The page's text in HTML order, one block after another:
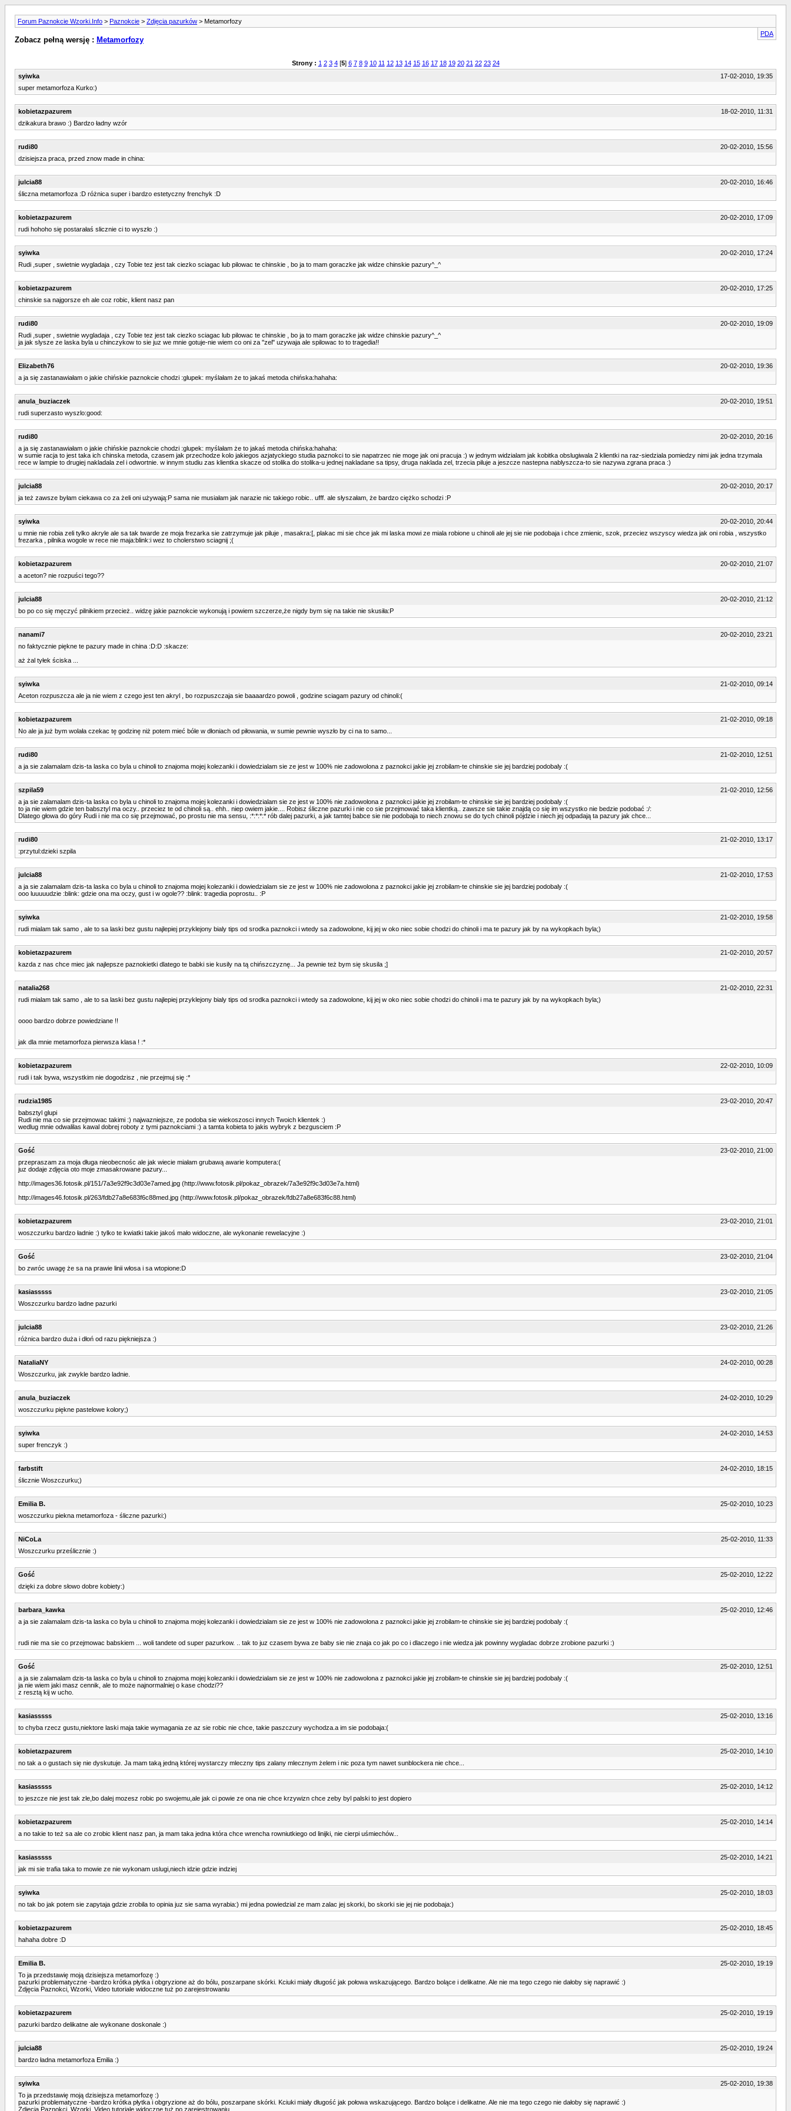
Forum Paznokcie Wzorki.Info > Paznokcie > Zdjęcia pazurków > Metamorfozy
PDA
Zobacz pełną wersję : Metamorfozy
Strony : 1 2 3 4[5] 6 7 8 9 10 11 12 13 14 15 16 17 18 19 20 21 22 23 24
syiwka
17-02-2010, 19:35
super metamorfoza Kurko:)
kobietazpazurem
18-02-2010, 11:31
dzikakura brawo :) Bardzo ładny wzór
rudi80
20-02-2010, 15:56
dzisiejsza praca, przed znow made in china:
julcia88
20-02-2010, 16:46
śliczna metamorfoza :D różnica super i bardzo estetyczny frenchyk :D
kobietazpazurem
20-02-2010, 17:09
rudi hohoho się postarałaś slicznie ci to wyszło :)
syiwka
20-02-2010, 17:24
Rudi ,super , swietnie wygladaja , czy Tobie tez jest tak ciezko sciagac lub pilowac te chinskie , bo ja to mam goraczke jak widze chinskie pazury^_^
kobietazpazurem
20-02-2010, 17:25
chinskie sa najgorsze eh ale coz robic, klient nasz pan
rudi80
20-02-2010, 19:09
Rudi ,super , swietnie wygladaja , czy Tobie tez jest tak ciezko sciagac lub pilowac te chinskie , bo ja to mam goraczke jak widze chinskie pazury^_^
ja jak slysze ze laska byla u chinczykow to sie juz we mnie gotuje-nie wiem co oni za "zel" uzywaja ale spilowac to to tragedia!!
Elizabeth76
20-02-2010, 19:36
a ja się zastanawiałam o jakie chińskie paznokcie chodzi :glupek: myślałam że to jakaś metoda chińska:hahaha:
anula_buziaczek
20-02-2010, 19:51
rudi superzasto wyszlo:good:
rudi80
20-02-2010, 20:16
a ja się zastanawiałam o jakie chińskie paznokcie chodzi :glupek: myślałam że to jakaś metoda chińska:hahaha:
w sumie racja to jest taka ich chinska metoda, czasem jak przechodze kolo jakiegos azjatyckiego studia paznokci to sie napatrzec nie moge jak oni pracuja :) w jednym widzialam jak kobitka obslugiwala 2 klientki na raz-siedziala pomiedzy nimi jak jedna trzymala
rece w lampie to drugiej nakladala zel i odwortnie. w innym studiu zas klientka skacze od stolika do stolika-u jednej nakladane sa tipsy, druga naklada zel, trzecia piluje a jeszcze nastepna nablyszcza-to sie nazywa zgrana praca :)
julcia88
20-02-2010, 20:17
ja też zawsze byłam ciekawa co za żeli oni używają:P sama nie musiałam jak narazie nic takiego robic.. ufff. ale słyszałam, że bardzo ciężko schodzi :P
syiwka
20-02-2010, 20:44
u mnie nie robia zeli tylko akryle ale sa tak twarde ze moja frezarka sie zatrzymuje jak piluje , masakra:[, plakac mi sie chce jak mi laska mowi ze miala robione u chinoli ale jej sie nie podobaja i chce zmienic, szok, przeciez wszyscy wiedza jak oni robia , wszystko
frezarka , pilnika wogole w rece nie maja:blink:i wez to cholerstwo sciagnij ;(
kobietazpazurem
20-02-2010, 21:07
a aceton? nie rozpuści tego??
julcia88
20-02-2010, 21:12
bo po co się męczyć pilnikiem przecież.. widzę jakie paznokcie wykonują i powiem szczerze,że nigdy bym się na takie nie skusiła:P
nanami7
20-02-2010, 23:21
no faktycznie piękne te pazury made in china :D:D :skacze:
aż żal tyłek ściska ...
syiwka
21-02-2010, 09:14
Aceton rozpuszcza ale ja nie wiem z czego jest ten akryl , bo rozpuszczaja sie baaaardzo powoli , godzine sciagam pazury od chinoli:(
kobietazpazurem
21-02-2010, 09:18
No ale ja już bym wolała czekac tę godzinę niż potem mieć bóle w dłoniach od piłowania, w sumie pewnie wyszło by ci na to samo...
rudi80
21-02-2010, 12:51
a ja sie zalamalam dzis-ta laska co byla u chinoli to znajoma mojej kolezanki i dowiedzialam sie ze jest w 100% nie zadowolona z paznokci jakie jej zrobilam-te chinskie sie jej bardziej podobaly :(
szpila59
21-02-2010, 12:56
a ja sie zalamalam dzis-ta laska co byla u chinoli to znajoma mojej kolezanki i dowiedzialam sie ze jest w 100% nie zadowolona z paznokci jakie jej zrobilam-te chinskie sie jej bardziej podobaly :(
to ja nie wiem gdzie ten babsztyl ma oczy.. przeciez te od chinoli są.. ehh.. niep owiem jakie.... Robisz śliczne pazurki i nie co sie przejmować taka klientką.. zawsze sie takie znajdą co się im wszystko nie bedzie podobać :/:
Dlatego głowa do góry Rudi i nie ma co się przejmować, po prostu nie ma sensu, :*:*:*:* rób dalej pazurki, a jak tamtej babce sie nie podobaja to niech znowu se do tych chinoli pójdzie i niech jej odpadają ta pazury jak chce...
rudi80
21-02-2010, 13:17
:przytul:dzieki szpila
julcia88
21-02-2010, 17:53
a ja sie zalamalam dzis-ta laska co byla u chinoli to znajoma mojej kolezanki i dowiedzialam sie ze jest w 100% nie zadowolona z paznokci jakie jej zrobilam-te chinskie sie jej bardziej podobaly :(
ooo luuuuudzie :blink: gdzie ona ma oczy, gust i w ogole?? :blink: tragedia poprostu.. :P
syiwka
21-02-2010, 19:58
rudi mialam tak samo , ale to sa laski bez gustu najlepiej przyklejony bialy tips od srodka paznokci i wtedy sa zadowolone, kij jej w oko niec sobie chodzi do chinoli i ma te pazury jak by na wykopkach byla;)
kobietazpazurem
21-02-2010, 20:57
kazda z nas chce miec jak najlepsze paznokietki dlatego te babki sie kusily na tą chińszczyznę... Ja pewnie też bym się skusila ;]
natalia268
21-02-2010, 22:31
rudi mialam tak samo , ale to sa laski bez gustu najlepiej przyklejony bialy tips od srodka paznokci i wtedy sa zadowolone, kij jej w oko niec sobie chodzi do chinoli i ma te pazury jak by na wykopkach byla;)
oooo bardzo dobrze powiedziane !!
jak dla mnie metamorfoza pierwsza klasa ! :*
kobietazpazurem
22-02-2010, 10:09
rudi i tak bywa, wszystkim nie dogodzisz , nie przejmuj się :*
rudzia1985
23-02-2010, 20:47
babsztyl glupi
Rudi nie ma co sie przejmowac takimi :) najwazniejsze, ze podoba sie wiekoszosci innych Twoich klientek :)
wedlug mnie odwalilas kawal dobrej roboty z tymi paznokciami :) a tamta kobieta to jakis wybryk z bezgusciem :P
Gość
23-02-2010, 21:00
przepraszam za moja długa nieobecnośc ale jak wiecie miałam grubawą awarie komputera:(
juz dodaje zdjęcia oto moje zmasakrowane pazury...
http://images36.fotosik.pl/151/7a3e92f9c3d03e7amed.jpg (http://www.fotosik.pl/pokaz_obrazek/7a3e92f9c3d03e7a.html)
http://images46.fotosik.pl/263/fdb27a8e683f6c88med.jpg (http://www.fotosik.pl/pokaz_obrazek/fdb27a8e683f6c88.html)
kobietazpazurem
23-02-2010, 21:01
woszczurku bardzo ładnie :) tylko te kwiatki takie jakoś mało widoczne, ale wykonanie rewelacyjne :)
Gość
23-02-2010, 21:04
bo zwróc uwagę że sa na prawie linii włosa i sa wtopione:D
kasiasssss
23-02-2010, 21:05
Woszczurku bardzo ladne pazurki
julcia88
23-02-2010, 21:26
różnica bardzo duża i dłoń od razu piękniejsza :)
NataliaNY
24-02-2010, 00:28
Woszczurku, jak zwykle bardzo ladnie.
anula_buziaczek
24-02-2010, 10:29
woszczurku piękne pastelowe kolory;)
syiwka
24-02-2010, 14:53
super frenczyk :)
farbstift
24-02-2010, 18:15
ślicznie Woszczurku;)
Emilia B.
25-02-2010, 10:23
woszczurku piekna metamorfoza - śliczne pazurki:)
NiCoLa
25-02-2010, 11:33
Woszczurku prześlicznie :)
Gość
25-02-2010, 12:22
dzięki za dobre słowo dobre kobiety:)
barbara_kawka
25-02-2010, 12:46
a ja sie zalamalam dzis-ta laska co byla u chinoli to znajoma mojej kolezanki i dowiedzialam sie ze jest w 100% nie zadowolona z paznokci jakie jej zrobilam-te chinskie sie jej bardziej podobaly :(
rudi nie ma sie co przejmowac babskiem ... woli tandete od super pazurkow. .. tak to juz czasem bywa ze baby sie nie znaja co jak po co i dlaczego i nie wiedza jak powinny wygladac dobrze zrobione pazurki :)
Gość
25-02-2010, 12:51
a ja sie zalamalam dzis-ta laska co byla u chinoli to znajoma mojej kolezanki i dowiedzialam sie ze jest w 100% nie zadowolona z paznokci jakie jej zrobilam-te chinskie sie jej bardziej podobaly :(
ja nie wiem jaki masz cennik, ale to może najnormalniej o kase chodzi??
z resztą kij w ucho.
kasiasssss
25-02-2010, 13:16
to chyba rzecz gustu,niektore laski maja takie wymagania ze az sie robic nie chce, takie paszczury wychodza.a im sie podobaja:(
kobietazpazurem
25-02-2010, 14:10
no tak a o gustach się nie dyskutuje. Ja mam taką jedną której wystarczy mleczny tips zalany mlecznym żelem i nic poza tym nawet sunblockera nie chce...
kasiasssss
25-02-2010, 14:12
to jeszcze nie jest tak zle,bo dalej mozesz robic po swojemu,ale jak ci powie ze ona nie chce krzywizn chce zeby byl palski to jest dopiero
kobietazpazurem
25-02-2010, 14:14
a no takie to też sa ale co zrobic klient nasz pan, ja mam taka jedna która chce wrencha rowniutkiego od linijki, nie cierpi uśmiechów...
kasiasssss
25-02-2010, 14:21
jak mi sie trafia taka to mowie ze nie wykonam uslugi,niech idzie gdzie indziej
syiwka
25-02-2010, 18:03
no tak bo jak potem sie zapytaja gdzie zrobila to opinia juz sie sama wyrabia:) mi jedna powiedzial ze mam zalac jej skorki, bo skorki sie jej nie podobaja:)
kobietazpazurem
25-02-2010, 18:45
hahaha dobre :D
Emilia B.
25-02-2010, 19:19
To ja przedstawię moją dzisiejsza metamorfozę :)
pazurki problematyczne -bardzo krótka płytka i obgryzione aż do bólu, poszarpane skórki. Kciuki miały długość jak połowa wskazującego. Bardzo bolące i delikatne. Ale nie ma tego czego nie dałoby się naprawić :)
Zdjęcia Paznokci, Wzorki, Video tutoriale widoczne tuż po zarejestrowaniu
kobietazpazurem
25-02-2010, 19:19
pazurki bardzo delikatne ale wykonane doskonale :)
julcia88
25-02-2010, 19:24
bardzo ładna metamorfoza Emilia :)
syiwka
25-02-2010, 19:38
To ja przedstawię moją dzisiejsza metamorfozę :)
pazurki problematyczne -bardzo krótka płytka i obgryzione aż do bólu, poszarpane skórki. Kciuki miały długość jak połowa wskazującego. Bardzo bolące i delikatne. Ale nie ma tego czego nie dałoby się naprawić :)
Zdjęcia Paznokci, Wzorki, Video tutoriale widoczne tuż po zarejestrowaniu